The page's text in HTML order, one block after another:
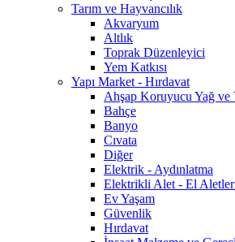
Tarım ve Hayvancılık
Akvaryum
Altlık
Toprak Düzenleyici
Yem Katkısı
Yapı Market - Hırdavat
Ahşap Koruyucu Yağ ve
Bahçe
Banyo
Cıvata
Diğer
Elektrik - Aydınlatma
Elektrikli Alet - El
Ev Yaşam
Güvenlik
Hırdavat